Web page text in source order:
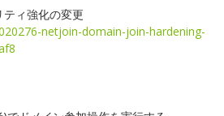
ィ強化の変更
netjoin-domain-join-hardening-